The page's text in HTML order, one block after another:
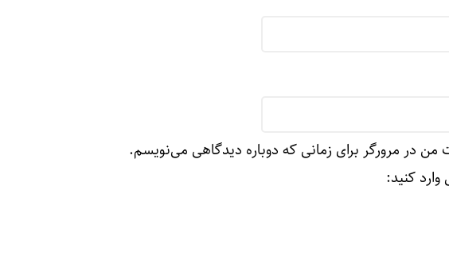
من در مرورگر برای زمانی که دوباره دیدگاهی می‌نویسم.
کنید: